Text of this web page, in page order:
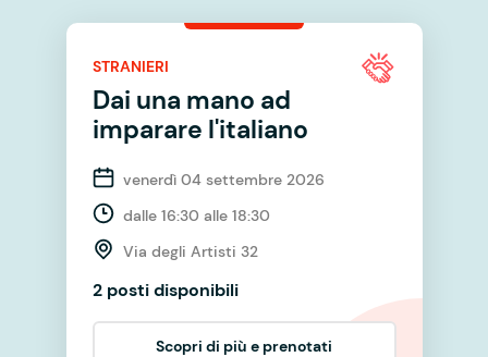
STRANIERI
Dai una mano ad
imparare l'italiano
venerdì 04 settembre 2026
dalle 16:30 alle 18:30
Via degli Artisti 32
2 posti disponibili
Scopri di più e prenotati